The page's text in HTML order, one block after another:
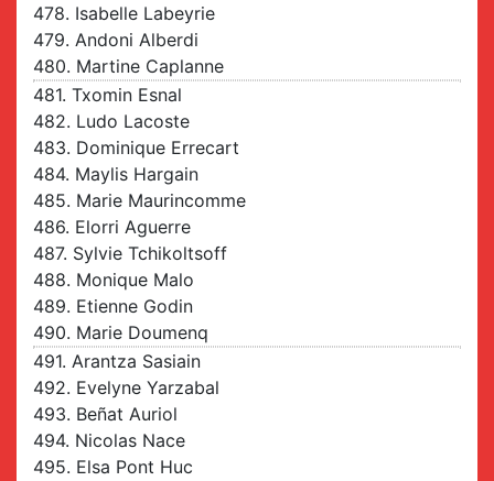
478. Isabelle Labeyrie
479. Andoni Alberdi
480. Martine Caplanne
481. Txomin Esnal
482. Ludo Lacoste
483. Dominique Errecart
484. Maylis Hargain
485. Marie Maurincomme
486. Elorri Aguerre
487. Sylvie Tchikoltsoff
488. Monique Malo
489. Etienne Godin
490. Marie Doumenq
491. Arantza Sasiain
492. Evelyne Yarzabal
493. Beñat Auriol
494. Nicolas Nace
495. Elsa Pont Huc